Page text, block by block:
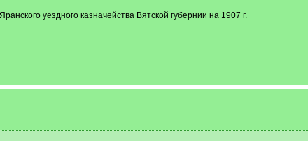
уездного казначейства Вятской губернии на 1907 г.